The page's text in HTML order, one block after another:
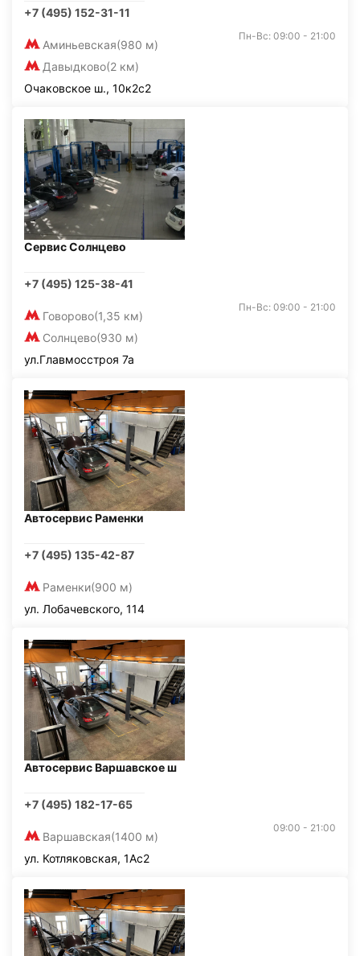
+7 (495) 152-31-11
Аминьевская(980 м)
Давыдково(2 км)
Пн-Вс: 09:00 - 21:00
Очаковское ш., 10к2с2
Сервис Солнцево
+7 (495) 125-38-41
Говорово(1,35 км)
Солнцево(930 м)
Пн-Вс: 09:00 - 21:00
ул.Главмосстроя 7а
Автосервис Раменки
+7 (495) 135-42-87
Раменки(900 м)
ул. Лобачевского, 114
Автосервис Варшавское ш
+7 (495) 182-17-65
Варшавская(1400 м)
09:00 - 21:00
ул. Котляковская, 1Ас2